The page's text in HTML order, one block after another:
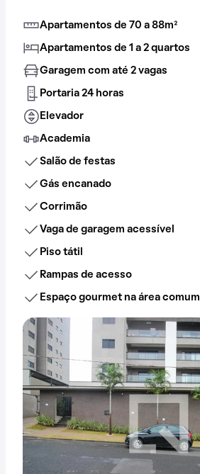
Apartamentos de 70 a 88m²
Apartamentos de 1 a 2 quartos
Garagem com até 2 vagas
Portaria 24 horas
Elevador
Academia
Salão de festas
Gás encanado
Corrimão
Vaga de garagem acessível
Piso tátil
Rampas de acesso
Espaço gourmet na área comum